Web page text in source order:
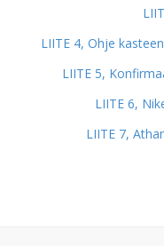
LIITE 4, Ohje
LIITE 5,
LIITE 6,
LIITE 7,